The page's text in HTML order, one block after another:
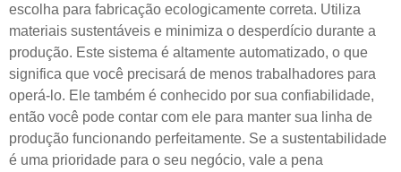
escolha para fabricação ecologicamente correta. Utiliza
materiais sustentáveis ​​e minimiza o desperdício durante a
produção. Este sistema é altamente automatizado, o que
significa que você precisará de menos trabalhadores para
operá-lo. Ele também é conhecido por sua confiabilidade,
então você pode contar com ele para manter sua linha de
produção funcionando perfeitamente. Se a sustentabilidade
é uma prioridade para o seu negócio, vale a pena